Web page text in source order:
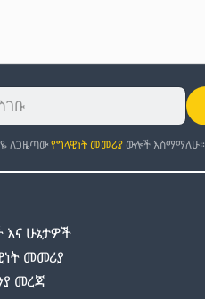
ለጋዜጣውየግላዊነት መመሪያውሎች እስማማለሁ።
ሁኔታዎች
መመሪያ
መረጃ